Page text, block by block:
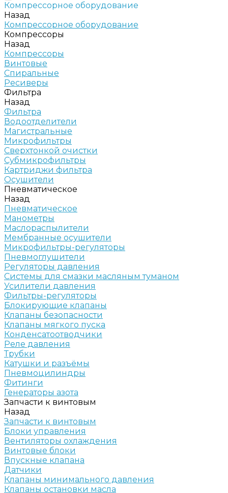
Компрессорное оборудование
Назад
Компрессорное оборудование
Компрессоры
Назад
Компрессоры
Винтовые
Спиральные
Ресиверы
Фильтра
Назад
Фильтра
Водоотделители
Магистральные
Микрофильтры
Сверхтонкой очистки
Субмикрофильтры
Картриджи фильтра
Осушители
Пневматическое
Назад
Пневматическое
Манометры
Маслораспылители
Мембранные осушители
Микрофильтры-регуляторы
Пневмоглушители
Регуляторы давления
Системы для смазки масляным туманом
Усилители давления
Фильтры-регуляторы
Блокирующие клапаны
Клапаны безопасности
Клапаны мягкого пуска
Конденсатоотводчики
Реле давления
Трубки
Катушки и разъёмы
Пневмоцилиндры
Фитинги
Генераторы азота
Запчасти к винтовым
Назад
Запчасти к винтовым
Блоки управления
Вентиляторы охлаждения
Винтовые блоки
Впускные клапана
Датчики
Клапаны минимального давления
Клапаны остановки масла